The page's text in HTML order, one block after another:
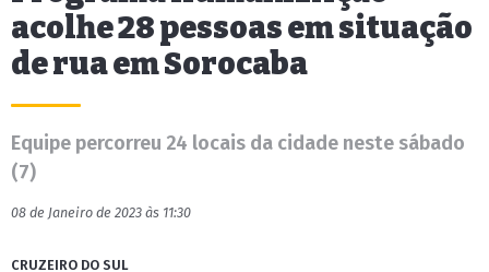
acolhe 28 pessoas em situação
de rua em Sorocaba
Equipe percorreu 24 locais da cidade neste sábado
(7)
08 de Janeiro de 2023 às 11:30
CRUZEIRO DO SUL